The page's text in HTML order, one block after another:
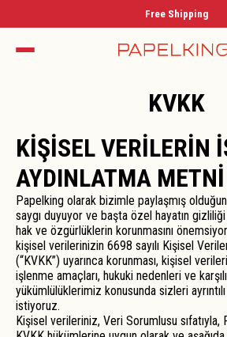
Free Shipping
KVKK
KİŞİSEL VERİLERİN
AYDINLATMA METNİ
Papelking olarak bizimle paylaşmış
saygı duyuyor ve başta özel hayatın
hak ve özgürlüklerin korunmasını
kişisel verilerinizin 6698 sayılı Kişisel
(“KVKK”) uyarınca korunması, kişisel
işlenme amaçları, hukuki nedenleri ve
yükümlülüklerimiz konusunda sizleri
istiyoruz.
Kişisel verileriniz, Veri Sorumlusu sıfatıyla,